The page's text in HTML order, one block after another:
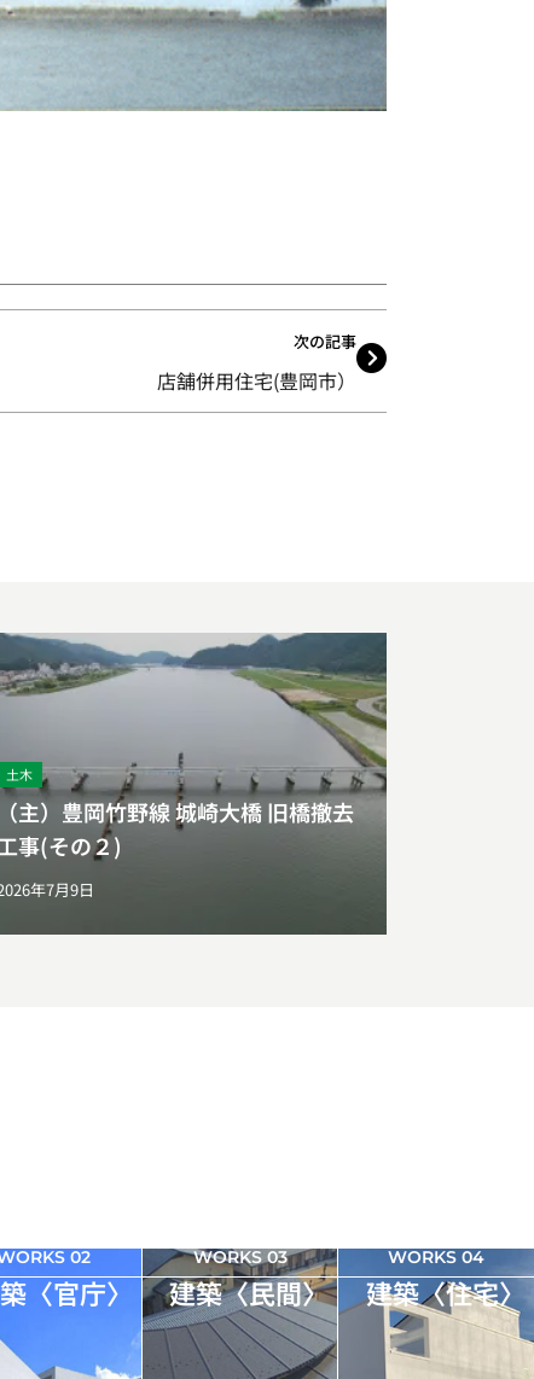
次の記事
店舗併用住宅(豊岡市）
土木
（主）豊岡竹野線 城崎大橋 旧橋撤去
事(その２)
年7月9日
02
〈官庁〉
WORKS 03
建築〈民間〉
WORKS 04
建築〈住宅〉